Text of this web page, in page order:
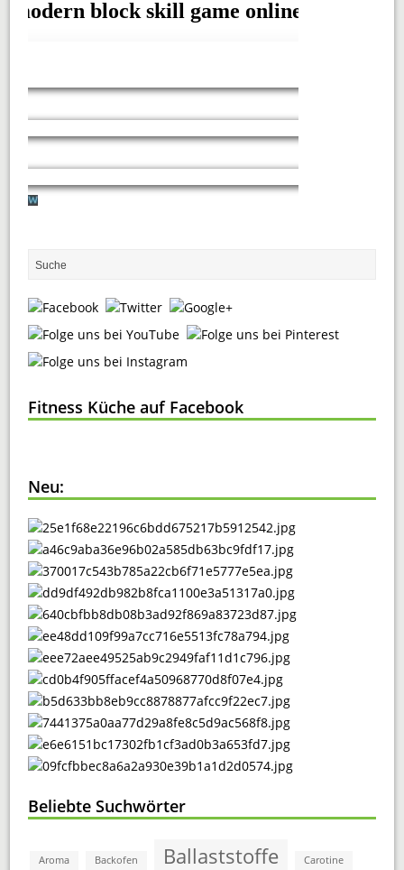
Fitness Küche auf Facebook
Neu:
Beliebte Suchwörter
Aroma Backofen Ballaststoffe Carotine